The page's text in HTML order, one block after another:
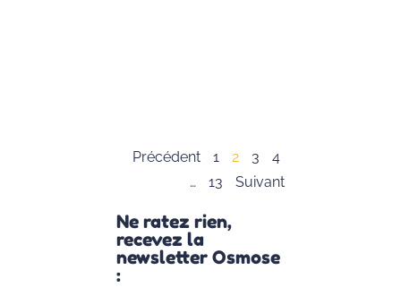
Précédent 1 2 3
4
…
13 Suivant
Ne ratez rien,
recevez la
newsletter Osmose
: